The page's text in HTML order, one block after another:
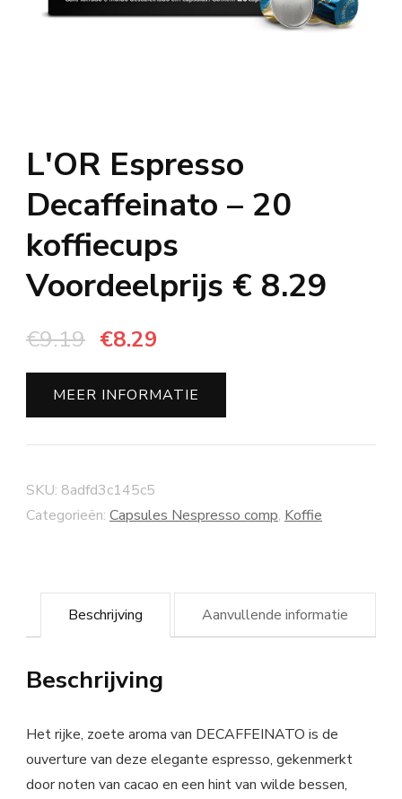
L'OR Espresso
Decaffeinato – 20
koffiecups
Voordeelprijs € 8.29
€9.19 Oorspronkelijke
prijs
was:
€9.19.
€8.29
prijs
is:
€8.29.
MEER INFORMATIE
SKU: 8adfd3c145c5
Categorieën: Capsules Nespresso comp, Koffie
Beschrijving Aanvullende informatie
Beschrijving
Het rijke, zoete aroma van DECAFFEINATO is de
ouverture van deze elegante espresso, gekenmerkt
door noten van cacao en een hint van wilde bessen,